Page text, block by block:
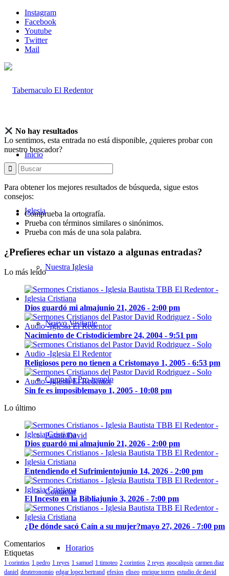
Instagram
Facebook
Youtube
Twitter
Mail
Inicio
Iglesia
Nuestra Iglesia
Nuevo Visitante
Campaña Pro-templo
Pastor David
Contactar
Horarios
No hay resultados
Lo sentimos, esta entrada no está disponible, ¿quieres probar con
nuestro buscador?
Para obtener los mejores resultados de búsqueda, sigue estos
consejos:
Comprueba la ortografía.
Prueba con términos similares o sinónimos.
Prueba con más de una sola palabra.
¿Prefieres echar un vistazo a algunas entradas?
Lo más leído
Dios guardó mi almajunio 21, 2026 - 2:00 pm
Nacimiento de Cristodiciembre 24, 2004 - 9:51 pm
Religiosos pero no tienen a Cristomayo 1, 2005 - 6:53 pm
Sin fe es imposiblemayo 1, 2005 - 10:08 pm
Lo último
Dios guardó mi almajunio 21, 2026 - 2:00 pm
Entendiendo el Sufrimientojunio 14, 2026 - 2:00 pm
El Incesto en la Bibliajunio 3, 2026 - 7:00 pm
¿De dónde sacó Caín a su mujer?mayo 27, 2026 - 7:00 pm
Comentarios
Etiquetas
1 corintios 1 pedro 1 reyes 1 samuel 1 timoteo 2 corintios 2 reyes apocalipsis carmen diaz
daniel deuteronomio edgar lopez bertrand efesios eliseo enrique torres estudio de david